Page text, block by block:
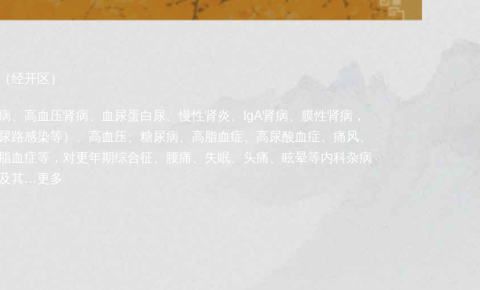
经开区）
、高血压肾病、血尿蛋白尿、慢性肾炎、IgA肾病、膜性肾病，
感染等）、高血压、糖尿病、高脂血症、高尿酸血症、痛风、
血症等，对更年期综合征、腰痛、失眠、头痛、眩晕等内科杂病
其… 更多